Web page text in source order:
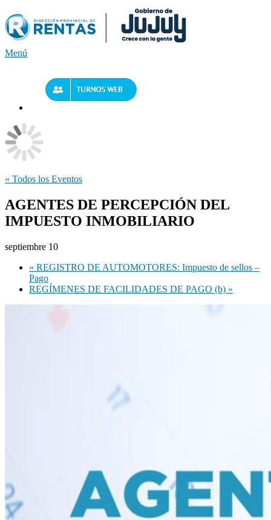
al
contenido
Menú
« Todos los Eventos
AGENTES DE PERCEPCIÓN DEL
IMPUESTO INMOBILIARIO
septiembre 10
« REGISTRO DE AUTOMOTORES: Impuesto de sellos –
Pago
REGÍMENES DE FACILIDADES DE PAGO (b) »